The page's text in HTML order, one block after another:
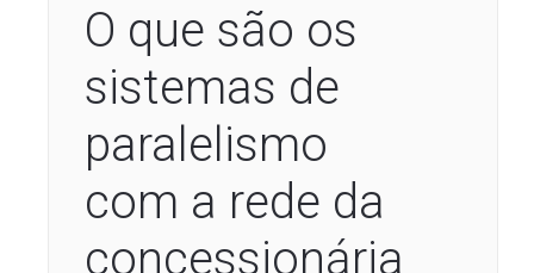
O que são os
sistemas de
paralelismo
com a rede da
concessionária